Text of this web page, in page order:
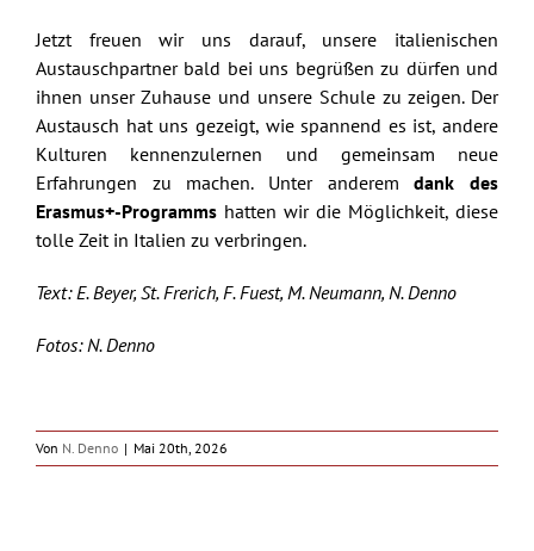
Jetzt freuen wir uns darauf, unsere italienischen
Austauschpartner bald bei uns begrüßen zu dürfen und
ihnen unser Zuhause und unsere Schule zu zeigen. Der
Austausch hat uns gezeigt, wie spannend es ist, andere
Kulturen kennenzulernen und gemeinsam neue
Erfahrungen zu machen. Unter anderemdank des
Erasmus+-Programmshatten wir die Möglichkeit, diese
tolle Zeit in Italien zu verbringen.
Text: E. Beyer, St. Frerich, F. Fuest, M. Neumann, N. Denno
Fotos: N. Denno
Von N. Denno | Mai 20th, 2026